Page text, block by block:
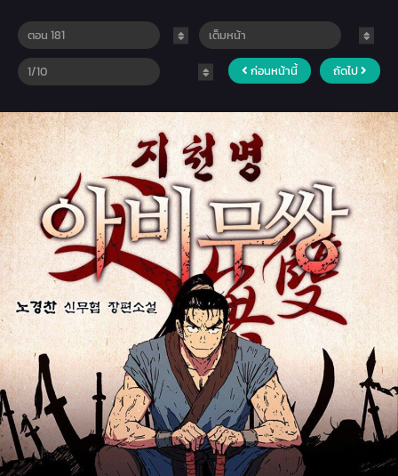
ก่อนหน้านี้ ถัดไป